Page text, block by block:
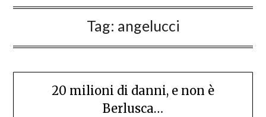
Tag: angelucci
20 milioni di danni, e non è
Berlusca…